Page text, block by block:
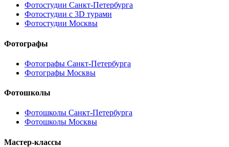
Фотостудии Санкт-Петербурга
Фотостудии с 3D турами
Фотостудии Москвы
Фотографы
Фотографы Санкт-Петербурга
Фотографы Москвы
Фотошколы
Фотошколы Санкт-Петербурга
Фотошколы Москвы
Мастер-классы